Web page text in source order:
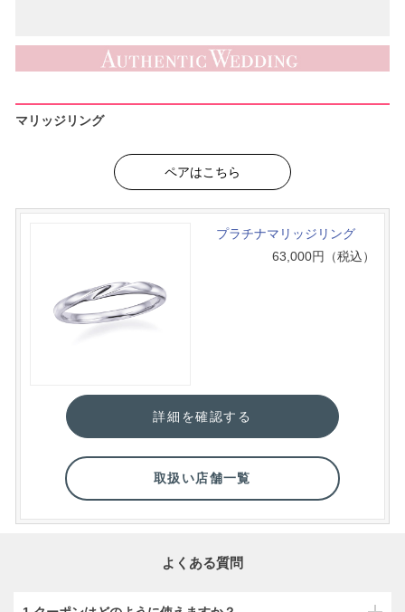
マリッジリング
ペアはこちら
プラチナマリッジリング
63,000円（税込）
詳細を確認する
取扱い店舗一覧
よくある質問